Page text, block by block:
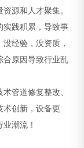
源和人才聚集。
实践积累，导致事
经验，没资质，
合原因导致行业乱
管道修复整改、
术创新，设备更
潮流！